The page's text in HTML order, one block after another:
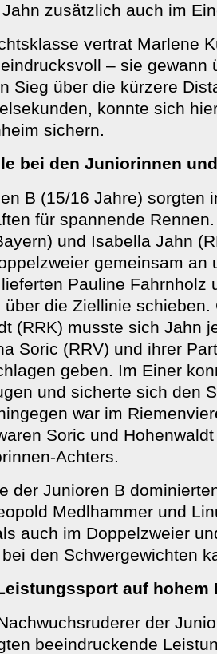
zusätzlich auch im
vertrat Marlene
– sie gewann
Sieg über die kürzere
konnte sich
sichern.
bei den Juniorinnen
B (15/16 Jahre) sorgten
für spannende
und Isabella Jahn
gemeinsam an
Pauline Fahrnholz
über die Ziellinie schieben.
(RRK) musste sich Jahn
Soric (RRV) und ihrer
geben. Im Einer
und sicherte sich den
war im
Soric und
Achters.
der Junioren B
Medlhammer und
auch im Doppelzweier
den Schwergewichten
auf hohem
der
beeindruckende